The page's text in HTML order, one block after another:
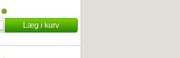
Læg i kurv